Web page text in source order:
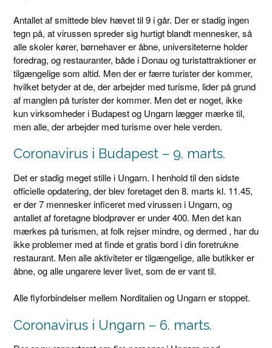
Antallet af smittede blev hævet til 9 i går. Der er stadig ingen
tegn på, at virussen spreder sig hurtigt blandt mennesker, så
alle skoler kører, børnehaver er åbne, universiteterne holder
foredrag, og restauranter, både i Donau og turistattraktioner er
tilgængelige som altid. Men der er færre turister der kommer,
hvilket betyder at de, der arbejder med turisme, lider på grund
af manglen på turister der kommer. Men det er noget, ikke
kun virksomheder i Budapest og Ungarn lægger mærke til,
men alle, der arbejder med turisme over hele verden.
Coronavirus i Budapest – 9. marts.
Det er stadig meget stille i Ungarn. I henhold til den sidste
officielle opdatering, der blev foretaget den 8. marts kl. 11.45,
er der 7 mennesker inficeret med virussen i Ungarn, og
antallet af foretagne blodprøver er under 400. Men det kan
mærkes på turismen, at folk rejser mindre, og dermed , har du
ikke problemer med at finde et gratis bord i din foretrukne
restaurant. Men alle aktiviteter er tilgængelige, alle butikker er
åbne, og alle ungarere lever livet, som de er vant til.
Alle flyforbindelser mellem Norditalien og Ungarn er stoppet.
Coronavirus i Ungarn – 6. marts.